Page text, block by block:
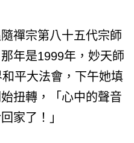
禪宗第八十五代宗師
年是1999年，妙天師
平大法會，下午她填
扭轉，「心中的聲音
家了！」